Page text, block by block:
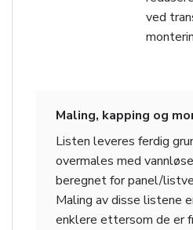
ved
Maling, kapping og
Listen leveres ferdig
overmales med
beregnet for panel/
Maling av disse listene
enklere ettersom de er